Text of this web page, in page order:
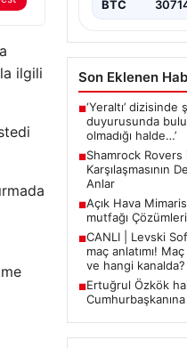
ilgili
BTC
Son Eklenen
■‘Yeraltı’ dizisinde
duyurusunda
olmadığı halde…’
■Shamrock Rovers
Karşılaşmasının
Anlar
■Açık Hava
mutfağı Çözümleri
■CANLI | Levski
maç anlatımı!
ve hangi
■Ertuğrul Özkök